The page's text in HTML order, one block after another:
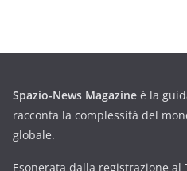
Spazio-News Magazine è la
racconta la complessità del
globale.
Esonerata dalla registrazione al